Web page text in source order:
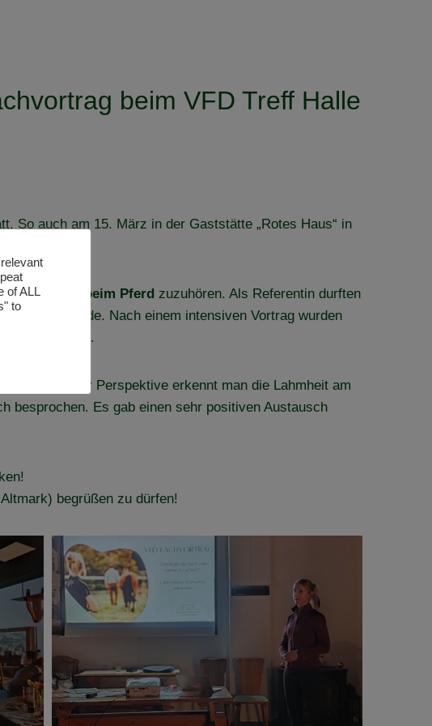
beim VFD Treff Halle
So auch am 15. März in der Gaststätte „Rotes Haus“ in
Lahmheiten beim Pferd zuzuhören. Als Referentin durften
wurde. Nach einem intensiven Vortrag wurden
konnten.
Aus welcher Perspektive erkennt man die Lahmheit am
besprochen. Es gab einen sehr positiven Austausch
begrüßen zu dürfen!
of ALL
to